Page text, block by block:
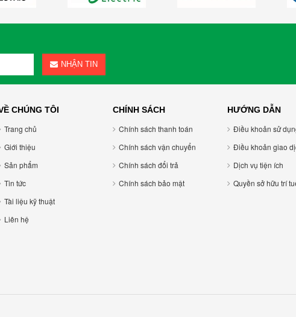
NHẬN TIN
CHÚNG TÔI
Trang chủ
Giới thiệu
Sản phẩm
Tin tức
Tài liệu kỹ thuật
Liên hệ
CHÍNH SÁCH
Chính sách thanh toán
Chính sách vận chuyển
Chính sách đổi trả
Chính sách bảo mật
HƯỚNG DẪN
Điều khoản sử
Điều khoản giao
Dịch vụ tiện ích
Quyền sở hữu trí